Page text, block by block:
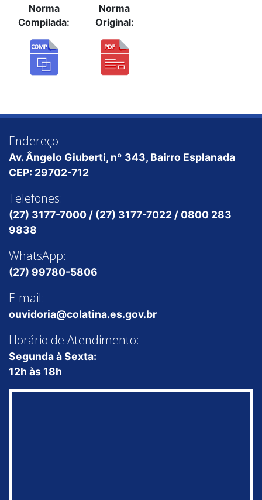
Norma
Compilada:
Norma
Original:
Endereço:
Av. Ângelo Giuberti, nº 343, Bairro Esplanada
CEP: 29702-712
Telefones:
(27) 3177-7000 / (27) 3177-7022 / 0800 283
9838
WhatsApp:
(27) 99780-5806
E-mail:
ouvidoria@colatina.es.gov.br
Horário de Atendimento:
Segunda à Sexta:
12h às 18h